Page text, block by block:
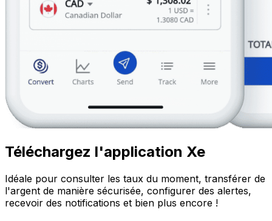
Téléchargez l'application Xe
Idéale pour consulter les taux du moment, transférer de
l'argent de manière sécurisée, configurer des alertes,
recevoir des notifications et bien plus encore !